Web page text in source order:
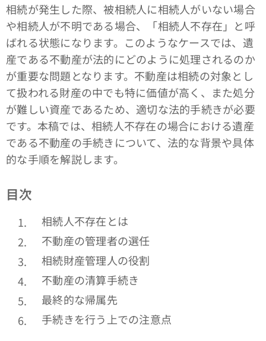
相続が発生した際、被相続人に相続人がいない場合
や相続人が不明である場合、「相続人不存在」と呼
ばれる状態になります。このようなケースでは、遺
産である不動産が法的にどのように処理されるのか
が重要な問題となります。不動産は相続の対象とし
て扱われる財産の中でも特に価値が高く、また処分
が難しい資産であるため、適切な法的手続きが必要
です。本稿では、相続人不存在の場合における遺産
である不動産の手続きについて、法的な背景や具体
的な手順を解説します。
目次
相続人不存在とは
不動産の管理者の選任
相続財産管理人の役割
不動産の清算手続き
最終的な帰属先
手続きを行う上での注意点